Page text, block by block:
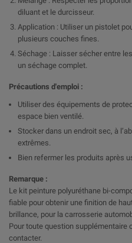
diluant et le durcisseur.
Application : Utiliser un pistolet
plusieurs couches fines.
Séchage : Laisser sécher entre
un séchage complet.
Précautions d'emploi :
Utiliser des équipements de
espace bien ventilé.
Stocker dans un endroit sec, à
extrêmes.
Bien refermer les produits après
Remarque :
Le kit peinture polyuréthane bi-
fiable pour obtenir une finition de
brillance, pour la carrosserie
Pour toute question supplémentaire
contacter.